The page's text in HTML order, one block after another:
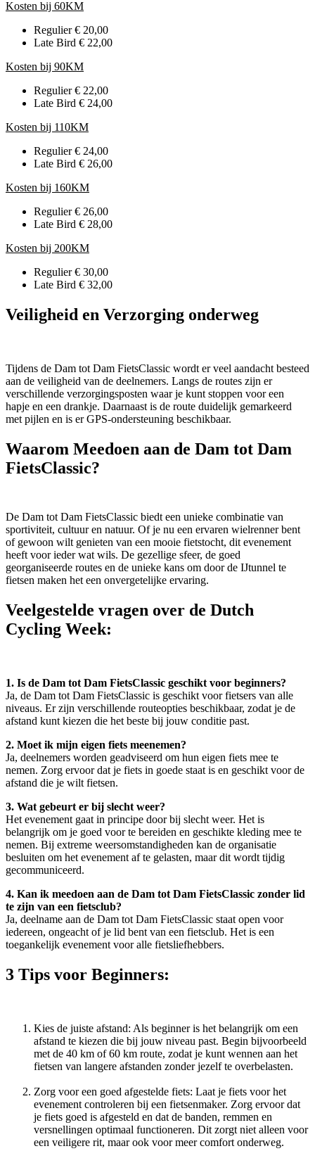
Kosten bij 60KM
Regulier € 20,00
Late Bird € 22,00
Kosten bij 90KM
Regulier € 22,00
Late Bird € 24,00
Kosten bij 110KM
Regulier € 24,00
Late Bird € 26,00
Kosten bij 160KM
Regulier € 26,00
Late Bird € 28,00
Kosten bij 200KM
Regulier € 30,00
Late Bird € 32,00
Veiligheid en Verzorging onderweg
Tijdens de Dam tot Dam FietsClassic wordt er veel aandacht besteed
aan de veiligheid van de deelnemers. Langs de routes zijn er
verschillende verzorgingsposten waar je kunt stoppen voor een
hapje en een drankje. Daarnaast is de route duidelijk gemarkeerd
met pijlen en is er GPS-ondersteuning beschikbaar.
Waarom Meedoen aan de Dam tot Dam
FietsClassic?
De Dam tot Dam FietsClassic biedt een unieke combinatie van
sportiviteit, cultuur en natuur. Of je nu een ervaren wielrenner bent
of gewoon wilt genieten van een mooie fietstocht, dit evenement
heeft voor ieder wat wils. De gezellige sfeer, de goed
georganiseerde routes en de unieke kans om door de IJtunnel te
fietsen maken het een onvergetelijke ervaring.
Veelgestelde vragen over de Dutch
Cycling Week:
1. Is de Dam tot Dam FietsClassic geschikt voor beginners?
Ja, de Dam tot Dam FietsClassic is geschikt voor fietsers van alle
niveaus. Er zijn verschillende routeopties beschikbaar, zodat je de
afstand kunt kiezen die het beste bij jouw conditie past.
2. Moet ik mijn eigen fiets meenemen?
Ja, deelnemers worden geadviseerd om hun eigen fiets mee te
nemen. Zorg ervoor dat je fiets in goede staat is en geschikt voor de
afstand die je wilt fietsen.
3. Wat gebeurt er bij slecht weer?
Het evenement gaat in principe door bij slecht weer. Het is
belangrijk om je goed voor te bereiden en geschikte kleding mee te
nemen. Bij extreme weersomstandigheden kan de organisatie
besluiten om het evenement af te gelasten, maar dit wordt tijdig
gecommuniceerd.
4. Kan ik meedoen aan de Dam tot Dam FietsClassic zonder lid
te zijn van een fietsclub?
Ja, deelname aan de Dam tot Dam FietsClassic staat open voor
iedereen, ongeacht of je lid bent van een fietsclub. Het is een
toegankelijk evenement voor alle fietsliefhebbers.
3 Tips voor Beginners:
Kies de juiste afstand: Als beginner is het belangrijk om een
afstand te kiezen die bij jouw niveau past. Begin bijvoorbeeld
met de 40 km of 60 km route, zodat je kunt wennen aan het
fietsen van langere afstanden zonder jezelf te overbelasten.
Zorg voor een goed afgestelde fiets: Laat je fiets voor het
evenement controleren bij een fietsenmaker. Zorg ervoor dat
je fiets goed is afgesteld en dat de banden, remmen en
versnellingen optimaal functioneren. Dit zorgt niet alleen voor
een veiligere rit, maar ook voor meer comfort onderweg.